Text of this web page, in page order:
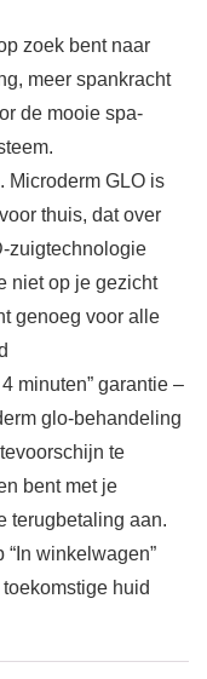
zoek bent naar
meer spankracht
de mooie spa-
Microderm GLO is
thuis, dat over
zuigtechnologie
niet op je gezicht
genoeg voor alle
minuten” garantie –
glo-behandeling
te
bent met je
terugbetaling aan.
winkelwagen”
huid